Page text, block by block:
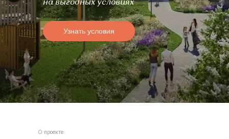
Узнать условия
на выгодных условиях
О проекте